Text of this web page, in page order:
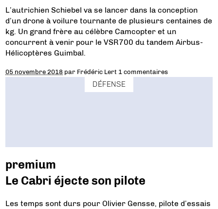
L’autrichien Schiebel va se lancer dans la conception
d’un drone à voilure tournante de plusieurs centaines de
kg. Un grand frère au célèbre Camcopter et un
concurrent à venir pour le VSR700 du tandem Airbus-
Hélicoptères Guimbal.
05 novembre 2018 par Frédéric Lert 1 commentaires
DÉFENSE
premium
Le Cabri éjecte son pilote
Les temps sont durs pour Olivier Gensse, pilote d’essais